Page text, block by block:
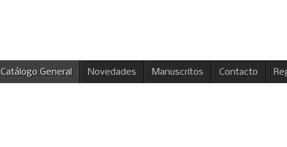
Catálogo General Novedades Manuscritos Contacto